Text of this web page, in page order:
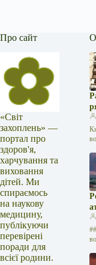
Про сайт
«Світ
захоплень» —
портал про
здоров'я,
харчування та
виховання
дітей. Ми
спираємось
на наукову
медицину,
публікуючи
перевірені
поради для
всієї родини.